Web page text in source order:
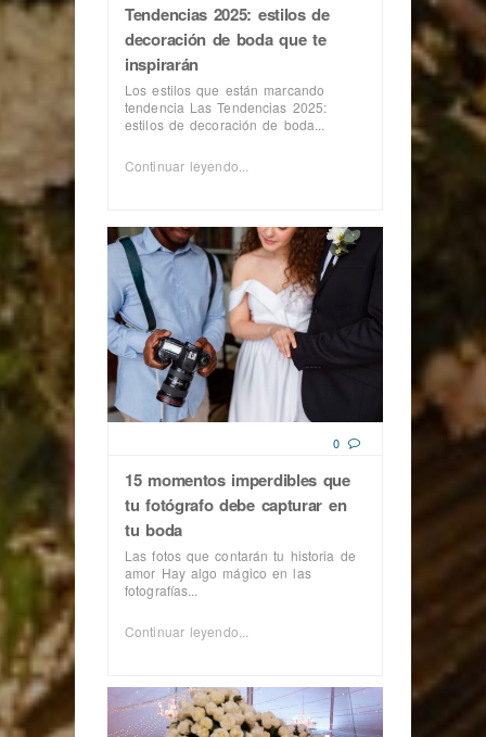
Tendencias 2025: estilos de
decoración de boda que te
inspirarán
Los estilos que están marcando
tendencia Las Tendencias 2025:
estilos de decoración de boda...
Continuar leyendo...
0
15 momentos imperdibles que
tu fotógrafo debe capturar en
tu boda
Las fotos que contarán tu historia de
amor Hay algo mágico en las
fotografías...
Continuar leyendo...